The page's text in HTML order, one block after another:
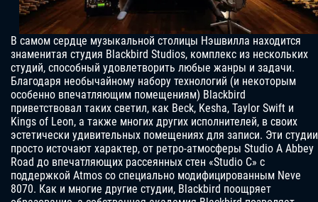
В самом сердце музыкальной столицы Нэшвилла находится
знаменитая студия Blackbird Studios, комплекс из нескольких
студий, способный удовлетворить любые жанры и задачи.
Благодаря необычайному набору технологий (и некоторым
особенно впечатляющим помещениям) Blackbird
приветствовал таких светил, как Beck, Kesha, Taylor Swift и
Kings of Leon, а также многих других исполнителей, в своих
эстетически удивительных помещениях для записи. Эти студии
просто источают характер, от ретро-атмосферы Studio A Abbey
Road до впечатляющих рассеянных стен «Studio C» с
поддержкой Atmos со специально модифицированным Neve
8070. Как и многие другие студии, Blackbird поощряет